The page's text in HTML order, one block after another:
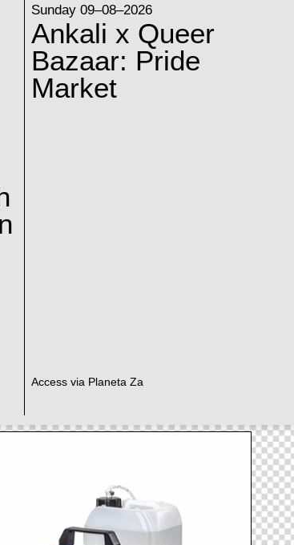
Sunday 09–08–2026
Ankali x Queer
Bazaar: Pride
Market
Access via Planeta Za